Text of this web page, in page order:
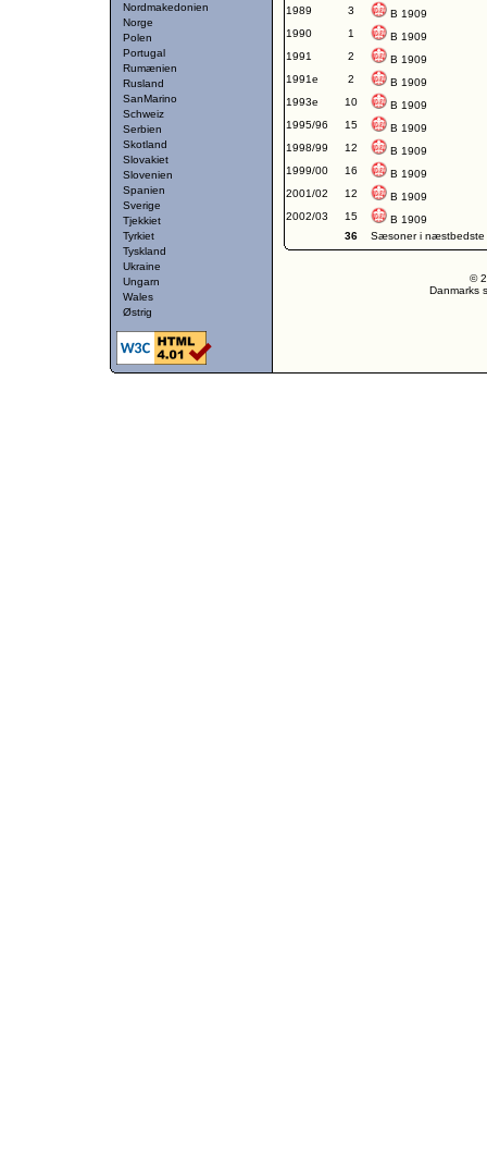
Nordmakedonien
Norge
Polen
Portugal
Rumænien
Rusland
SanMarino
Schweiz
Serbien
Skotland
Slovakiet
Slovenien
Spanien
Sverige
Tjekkiet
Tyrkiet
Tyskland
Ukraine
Ungarn
Wales
Østrig
1989
3
B 1909
1990
1
B 1909
1991
2
B 1909
1991e
2
B 1909
1993e
10
B 1909
1995/96
15
B 1909
1998/99
12
B 1909
1999/00
16
B 1909
2001/02
12
B 1909
2002/03
15
B 1909
36
Sæsoner i
©
Danmarks